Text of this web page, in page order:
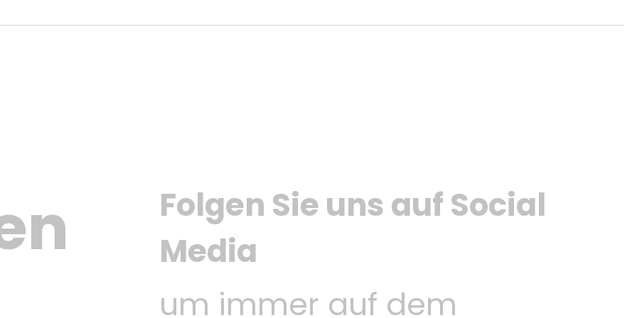
Folgen Sie uns auf Social
Media
um immer auf dem